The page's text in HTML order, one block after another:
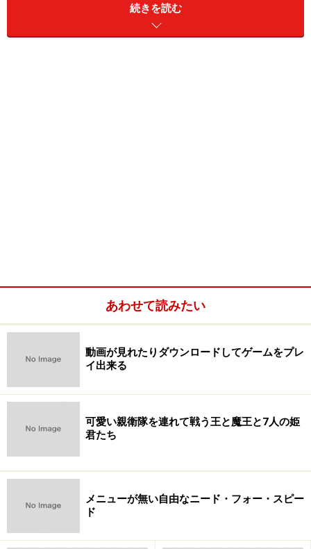
回転機構のないゼロスピンドルモデルということで、現
iTunesと同じような感覚で利用できるアプリケーショ
ン、Media goもプレイヤーとしての利用を想定している
と言えるだろう。
PSP goが据え置きゲーム機としての役割
も背負っているように思える。
続きを読む
あわせて読みたい
動画が見れたりダウンロードしてゲームをプレ
イ出来る
可愛い親衛隊を連れて戦う王と魔王と7人の姫
君たち
メニューが無い自由なニード・フォー・スピー
ド